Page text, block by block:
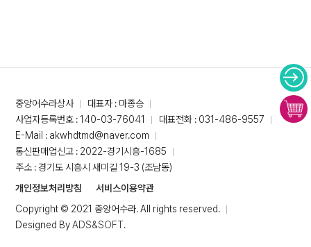
중앙어수라상사
대표자 : 마종승
사업자등록번호 : 140-03-76041
대표전화 : 031-486-9557
E-Mail : akwhdtmd@naver.com
통신판매업신고 : 2022-경기시흥-1685
주소 : 경기도 시흥시 새미길 19-3 (조남동)
개인정보처리방침
서비스이용약관
Copyright © 2021 중앙어수라. All rights reserved.
Designed ByADS&SOFT.